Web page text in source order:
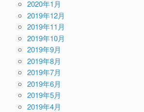
2020年1月
2019年12月
2019年11月
2019年10月
2019年9月
2019年8月
2019年7月
2019年6月
2019年5月
2019年4月